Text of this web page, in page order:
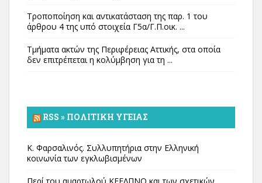
Τροποποίηση και αντικατάσταση της παρ. 1 του
άρθρου 4 της υπό στοιχεία Γ5α/Γ.Π.οικ. ...
Τμήματα ακτών της Περιφέρειας Αττικής, στα οποία
δεν επιτρέπεται η κολύμβηση για τη ...
RSS » ΠΟΛΙΤΙΚΉ ΥΓΕΊΑΣ
Κ. Φαρσαλινός. Συλλυπητήρια στην Ελληνική
κοινωνία των εγκλωβισμένων
Περί του αμαρτωλού ΚΕΕΛΠΝΟ και των σχετικών